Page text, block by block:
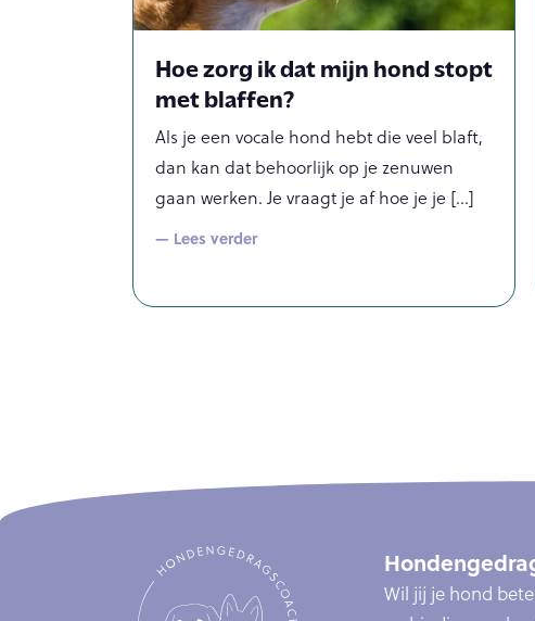
Hoe zorg ik dat mijn hond stopt
met blaffen?
Als je een vocale hond hebt die veel blaft,
dan kan dat behoorlijk op je zenuwen
gaan werken. Je vraagt je af hoe je je
— Lees verder
Wil jij je hond